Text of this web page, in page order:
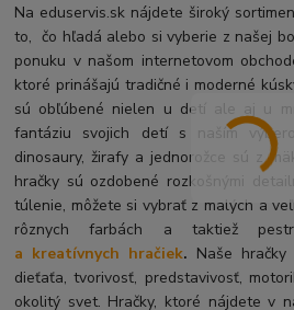
Na eduservis.sk nájdete široký
to, čo hľadá alebo si vyberie z našej
ponuku v našom internetovom
ktoré prinášajú tradičné i moderné
sú obľúbené nielen u detí ale aj u
fantáziu svojich detí s naším
dinosaury, žirafy a jednorožce sú z
hračky sú ozdobené rozkošnými
túlenie, môžete si vybrať z malých a
rôznych farbách a taktiež
a kreatívnych hračiek. Naše
dieťaťa, tvorivosť, predstavivosť,
okolitý svet. Hračky, ktoré nájdete v